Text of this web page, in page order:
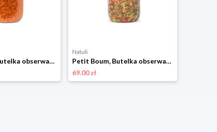
Petit Boum, Butelka obserwacyjna - KRÓLIK Petit boum
Natuli
Petit Boum, Butelka obserwacyjna - OWOCE Petit boum
69.00 zł